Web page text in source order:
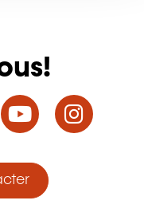
LinkedInYouTube